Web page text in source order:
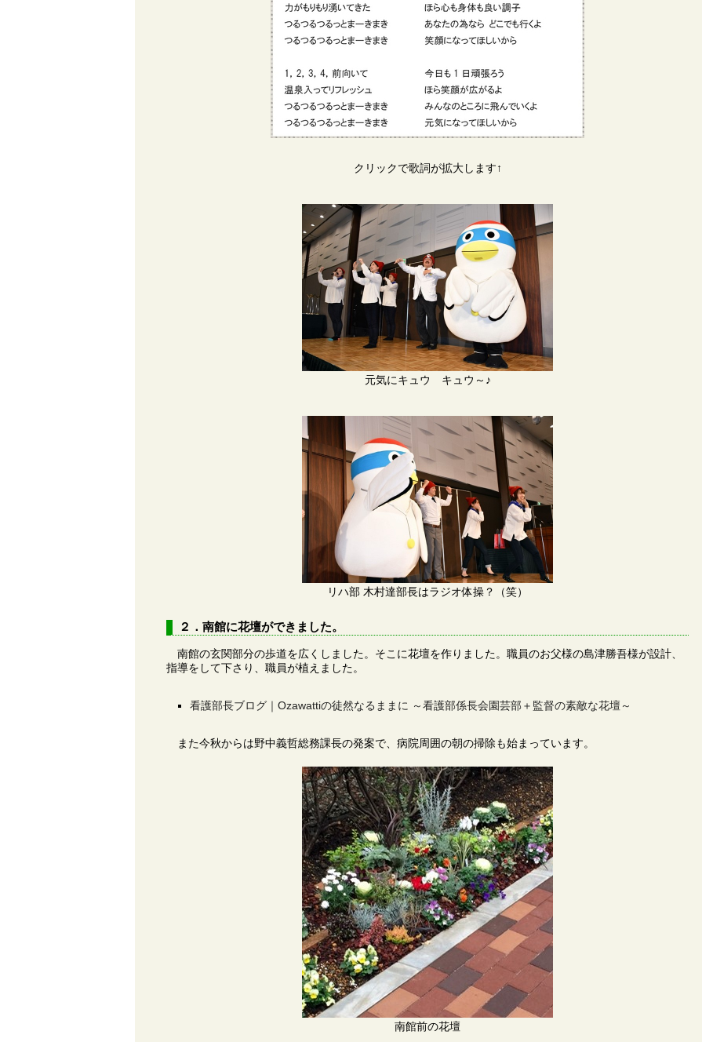
クリックで歌詞が拡大します↑
元気にキュウ キュウ～♪
リハ部 木村達部長は ラジオ体操？（笑）
２．南館に花壇ができました。
南館の玄関部分の歩道を広くしました。そこに花壇を作りました。職員のお父様の島津勝吾様が設計、
指導をして下さり、職員が植えました。
看護部長ブログ｜Ozawattiの徒然なるままに ～看護部係長会園芸部＋監督の素敵な花壇～
また今秋からは野中義哲総務課長の発案で、病院周囲の朝の掃除も始まっています。
南館前の花壇